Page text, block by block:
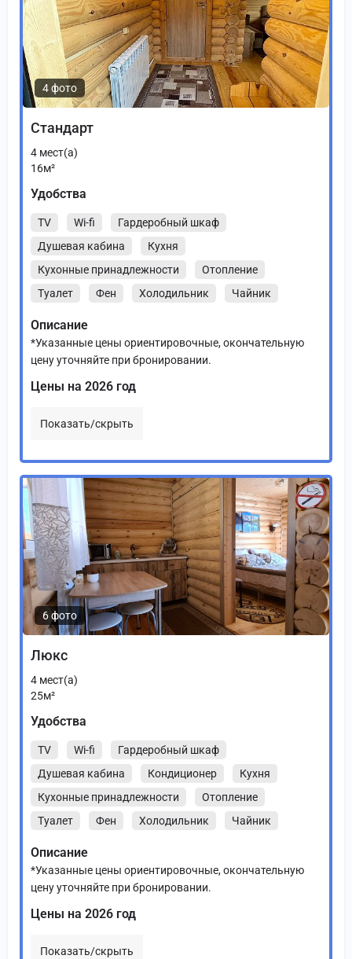
4 фото
Стандарт
4 мест(а)
16м²
Удобства
TV Wi-fi
Гардеробный шкаф
Душевая кабина
Кухня
Кухонные принадлежности
Отопление
Туалет
Фен Холодильник Чайник
Описание
*Указанные цены ориентировочные, окончательную
цену уточняйте при бронировании.
Цены на 2026 год
Показать/скрыть
6 фото
Люкс
4 мест(а)
25м²
Удобства
TV Wi-fi
Гардеробный шкаф
Душевая кабина
Кондиционер
Кухня
Кухонные принадлежности
Отопление
Туалет
Фен Холодильник Чайник
Описание
*Указанные цены ориентировочные, окончательную
цену уточняйте при бронировании.
Цены на 2026 год
Показать/скрыть